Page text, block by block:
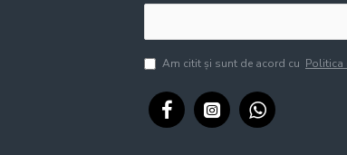
Am citit şi sunt de acord cu Politica